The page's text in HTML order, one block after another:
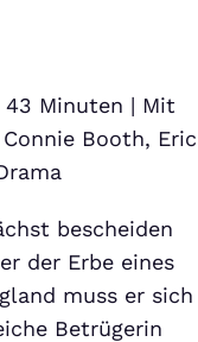
zu YouTube
43 Minuten | Mit
Booth, Eric
bescheiden
der Erbe eines
muss er sich
Betrügerin